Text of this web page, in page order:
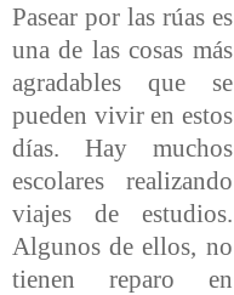
Pasear por las rúas es
una de las cosas más
agradables que se
pueden vivir en estos
días. Hay muchos
escolares realizando
viajes de estudios.
Algunos de ellos, no
tienen reparo en